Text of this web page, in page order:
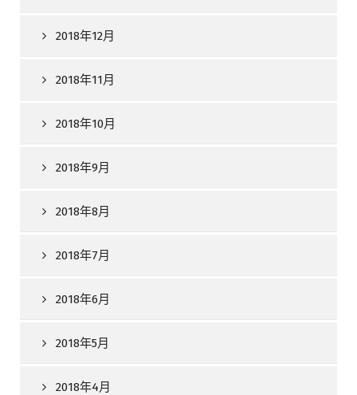
2018年12月
2018年11月
2018年10月
2018年9月
2018年8月
2018年7月
2018年6月
2018年5月
2018年4月